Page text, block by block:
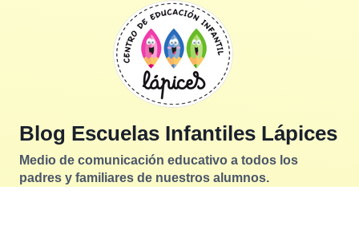
Blog Escuelas Infantiles Lápices
Medio de comunicación educativo a todos los
padres y familiares de nuestros alumnos.